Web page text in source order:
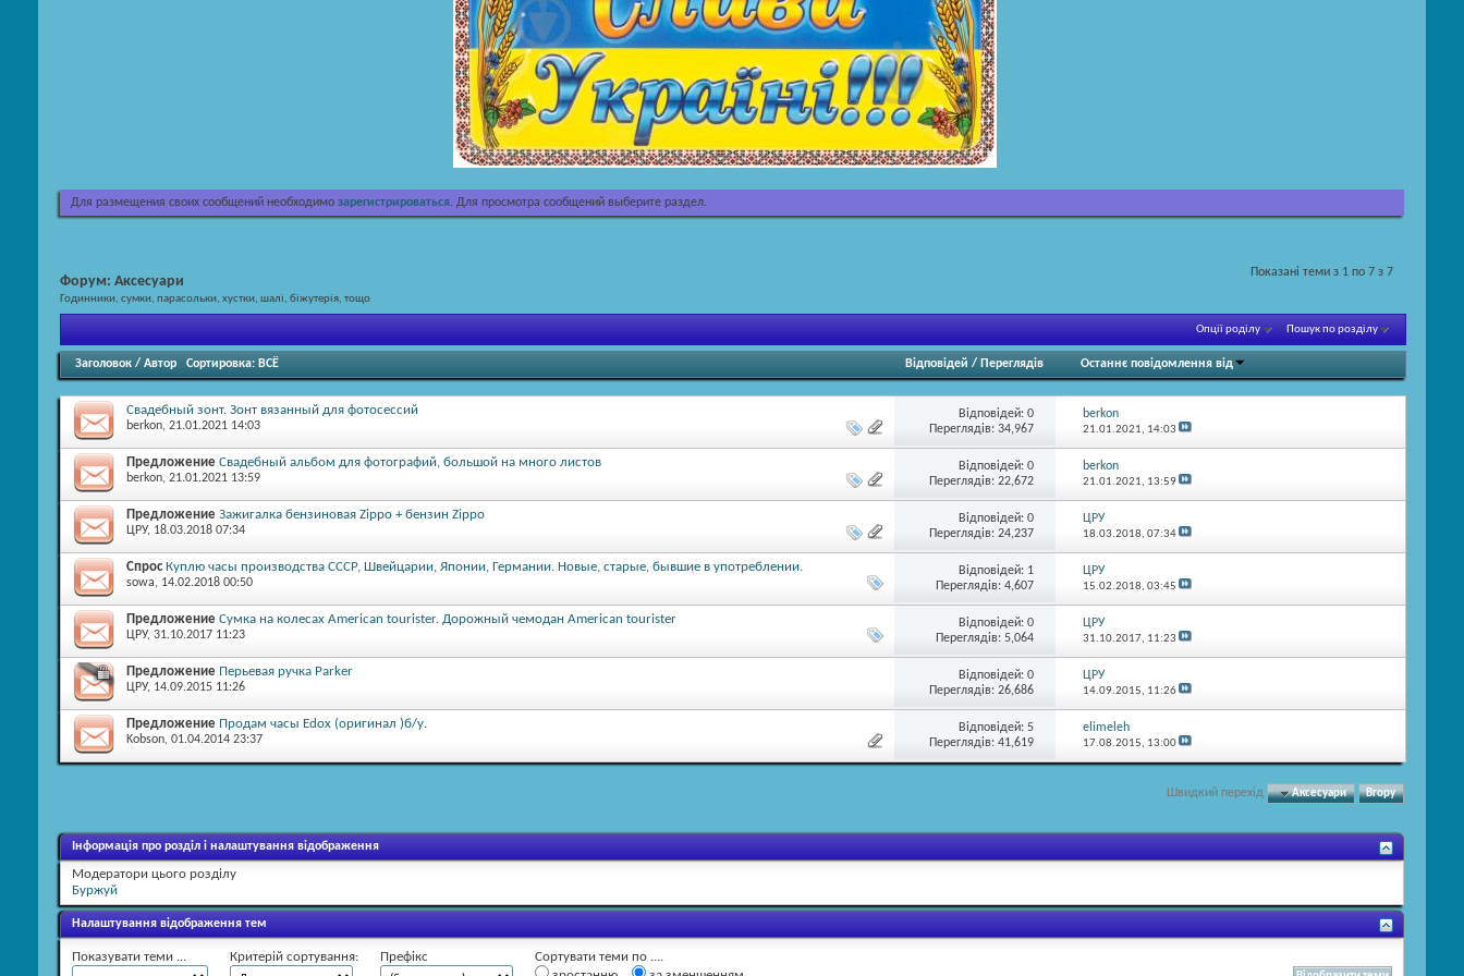
Для размещения своих сообщений необходимо зарегистрироваться. Для просмотра сообщений выберите раздел.
Показані теми з 1 по 7 з 7
Форум: Аксесуари
Годинники, сумки, парасольки, хустки, шалі, біжутерія, тощо
Опції роділу Пошук по розділу
Заголовок / Автор Сортировка: ВСЁ Відповідей / Переглядів Останнє повідомлення від
Свадебный зонт. Зонт вязанный для фотосессий
berkon, 21.01.2021 14:03
Відповідей:0
Переглядів: 34,967
berkon
21.01.2021, 14:03
Предложение Свадебный альбом для фотографий, большой на много листов
berkon, 21.01.2021 13:59
Відповідей:0
Переглядів: 22,672
berkon
21.01.2021, 13:59
Предложение Зажигалка бензиновая Zippo + бензин Zippo
ЦРУ, 18.03.2018 07:34
Відповідей:0
Переглядів: 24,237
ЦРУ
18.03.2018, 07:34
Спрос Куплю часы производства СССР, Швейцарии, Японии, Германии. Новые, старые, бывшие в употреблении.
sowa, 14.02.2018 00:50
Відповідей: 1
Переглядів: 4,607
ЦРУ
15.02.2018, 03:45
Предложение Сумка на колесах American tourister. Дорожный чемодан American tourister
ЦРУ, 31.10.2017 11:23
Відповідей:0
Переглядів: 5,064
ЦРУ
31.10.2017, 11:23
Предложение Перьевая ручка Parker
ЦРУ, 14.09.2015 11:26
Відповідей:0
Переглядів: 26,686
ЦРУ
14.09.2015, 11:26
Предложение Продам часы Edox (оригинал )б/у.
Kobson, 01.04.2014 23:37
Відповідей:5
Переглядів: 41,619
elimeleh
17.08.2015, 13:00
Швидкий перехід Аксесуари Вгору
Інформація про розділ і налаштування відображення
Модератори цього розділу
Буржуй
Налаштування відображення тем
Показувати теми ... Критерій сортування: Префікс
Сортувати теми по ....